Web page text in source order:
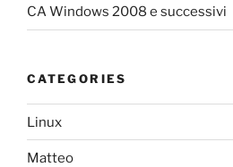
CA Windows 2008 e successivi
CATEGORIES
Linux
Matteo